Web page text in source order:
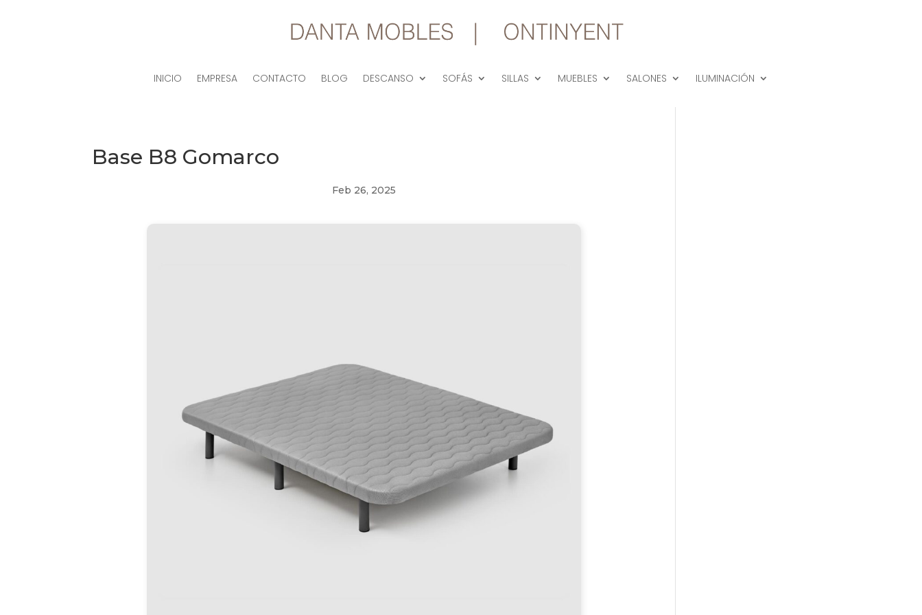
INICIO EMPRESA CONTACTO BLOG DESCANSO SOFÁS SILLAS MUEBLES SALONES ILUMINACIÓN
Base B8 Gomarco
Feb 26, 2025